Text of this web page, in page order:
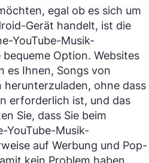
egal ob es sich um
Gerät handelt, ist die
YouTube-Musik-
Option. Websites
es Ihnen, Songs von
herunterzuladen, ohne dass
erforderlich ist, und das
Sie, dass Sie beim
YouTube-Musik-
auf Werbung und Pop-
kein Problem haben,